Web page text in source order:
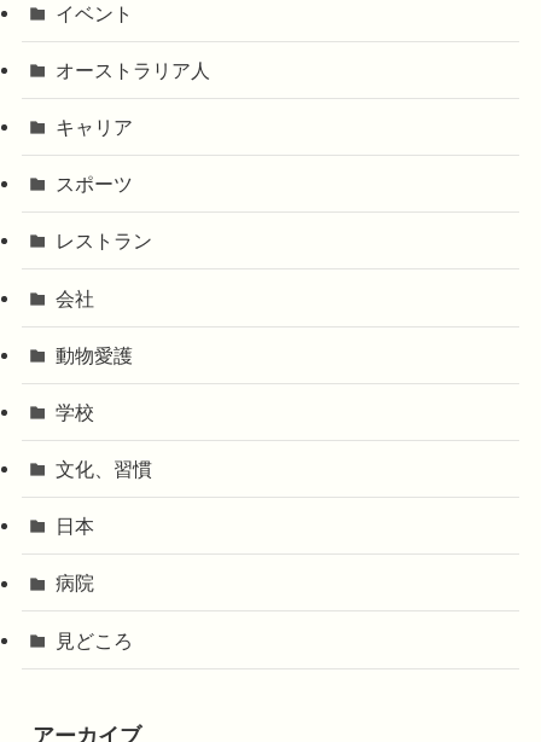
イベント
オーストラリア人
キャリア
スポーツ
レストラン
会社
動物愛護
学校
文化、習慣
日本
病院
見どころ
アーカイブ